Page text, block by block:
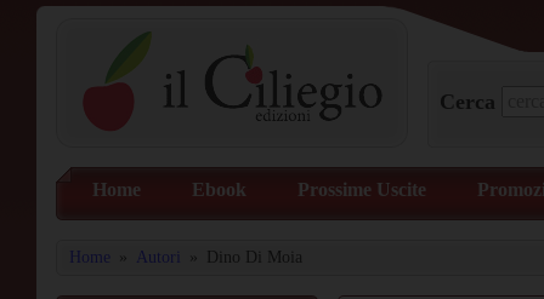
Cerca
Home Ebook Prossime Uscite
Home » Autori » Dino Di Moia